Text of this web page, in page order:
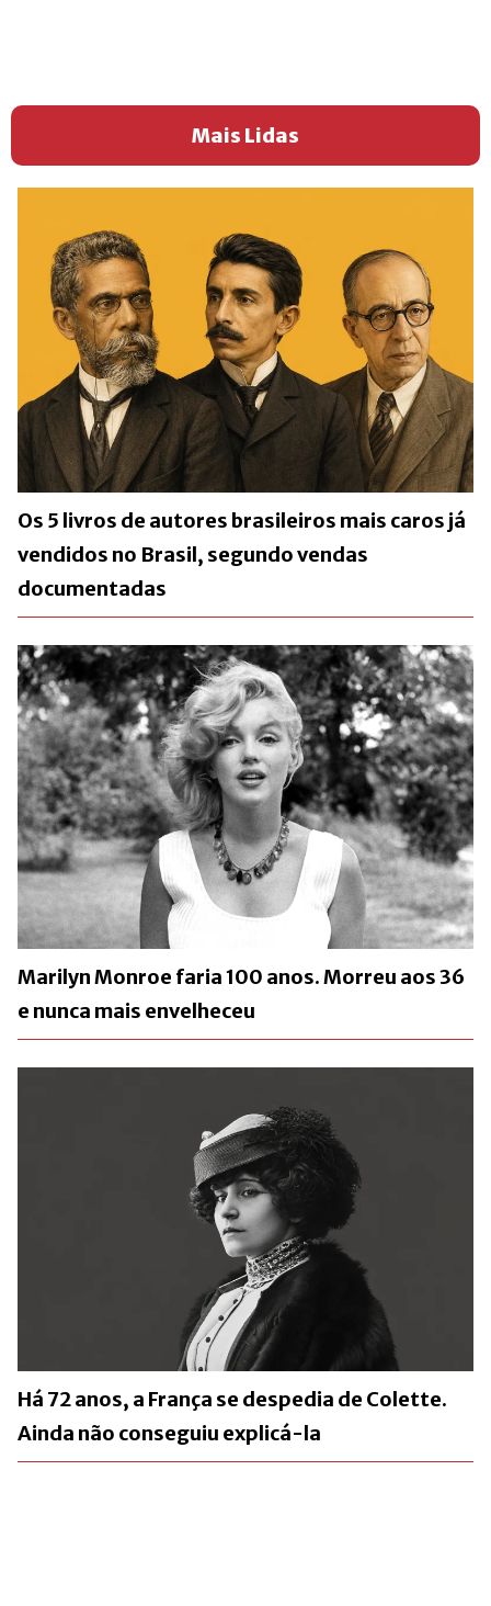
Mais Lidas
Os 5 livros de autores brasileiros mais caros já
vendidos no Brasil, segundo vendas
documentadas
Marilyn Monroe faria 100 anos. Morreu aos 36
e nunca mais envelheceu
Há 72 anos, a França se despedia de Colette.
Ainda não conseguiu explicá-la